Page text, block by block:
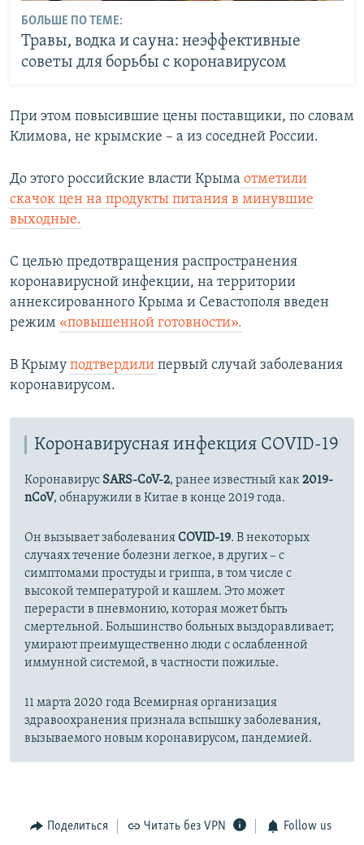
БОЛЬШЕ ПО ТЕМЕ:
Травы, водка и сауна: неэффективные
советы для борьбы с коронавирусом
При этом повысившие цены поставщики, по словам
Климова, не крымские – а из соседней России.
До этого российские власти Крыма отметили
скачок цен на продукты питания в минувшие
выходные.
С целью предотвращения распространения
коронавирусной инфекции, на территории
аннексированного Крыма и Севастополя введен
режим «повышенной готовности».
В Крыму подтвердили первый случай заболевания
коронавирусом.
Коронавирусная инфекция COVID-19
Коронавирус SARS-CoV-2, ранее известный как2019-
nCoV, обнаружили в Китае в конце 2019 года.
Он вызывает заболеванияCOVID-19. В некоторых
случаях течение болезни легкое, в других – с
симптомами простуды и гриппа, в том числе с
высокой температурой и кашлем. Это может
перерасти в пневмонию, которая может быть
смертельной. Большинство больных выздоравливает;
умирают преимущественно люди с ослабленной
иммунной системой, в частности пожилые.
11 марта 2020 года Всемирная организация
здравоохранения признала вспышку заболевания,
вызываемого новым коронавирусом, пандемией.
Поделиться Читать без VPN Follow us